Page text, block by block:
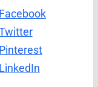
Facebook
Pinterest
LinkedIn